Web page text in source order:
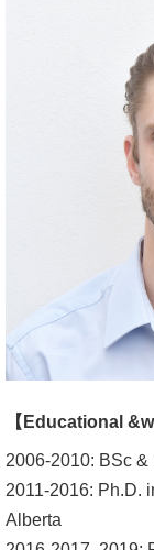
國
際
教
深
耕
【Educational
2006-2010: BSc
2011-2016: Ph.D.
Alberta